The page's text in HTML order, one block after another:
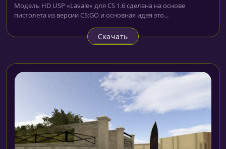
Модель HD USP «Lavale» для CS 1.6 сделана на основе
пистолета из версии CS:GO и основная идея это...
Скачать